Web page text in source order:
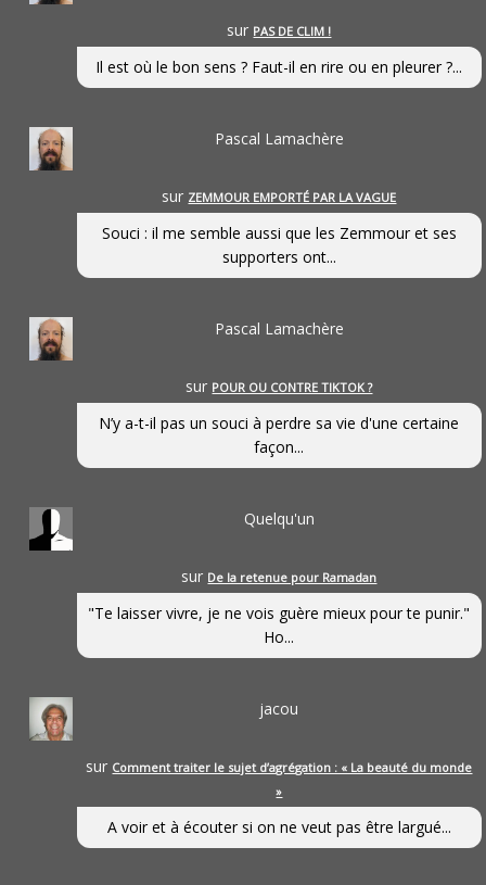
sur PAS DE CLIM !
Il est où le bon sens ? Faut-il en rire ou en pleurer ?...
Pascal Lamachère
sur ZEMMOUR EMPORTÉ PAR LA VAGUE
Souci : il me semble aussi que les Zemmour et ses
supporters ont...
Pascal Lamachère
sur POUR OU CONTRE TIKTOK ?
N’y a-t-il pas un souci à perdre sa vie d'une certaine
façon...
Quelqu'un
sur De la retenue pour Ramadan
"Te laisser vivre, je ne vois guère mieux pour te punir."
Ho...
jacou
sur Comment traiter le sujet d’agrégation : « La beauté du monde
»
A voir et à écouter si on ne veut pas être largué...